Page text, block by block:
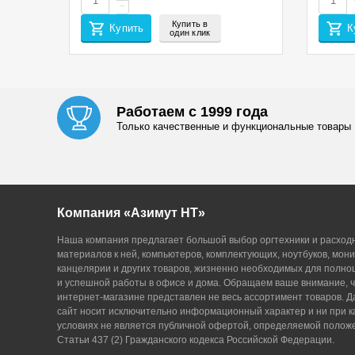
−
Купить
Купить в
один клик
Работаем с 1999 года
Только качественные и функциональные товары
Компания «Азимут НТ»
Наша компания предлагает большой выбор оргтехники и
материалов к ней, компьютеров, комплектующих, ноутбуков,
канцелярии и других товаров, жизненно необходимых для
и успешной работы в офисе и дома. Обращаем ваше внимание,
интернет-магазине представлен не весь ассортимент товаров.
сайт носит исключительно информационный характер и ни при
условиях не является публичной офертой, определяемой
Статьи 437 (2) Гражданского кодекса Российской Федерации.